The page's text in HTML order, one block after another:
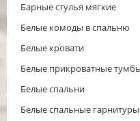
Барные стулья мягкие
Белые комоды в спальню
Белые кровати
Белые прикроватные
Белые спальни
Белые спальные гарнитуры